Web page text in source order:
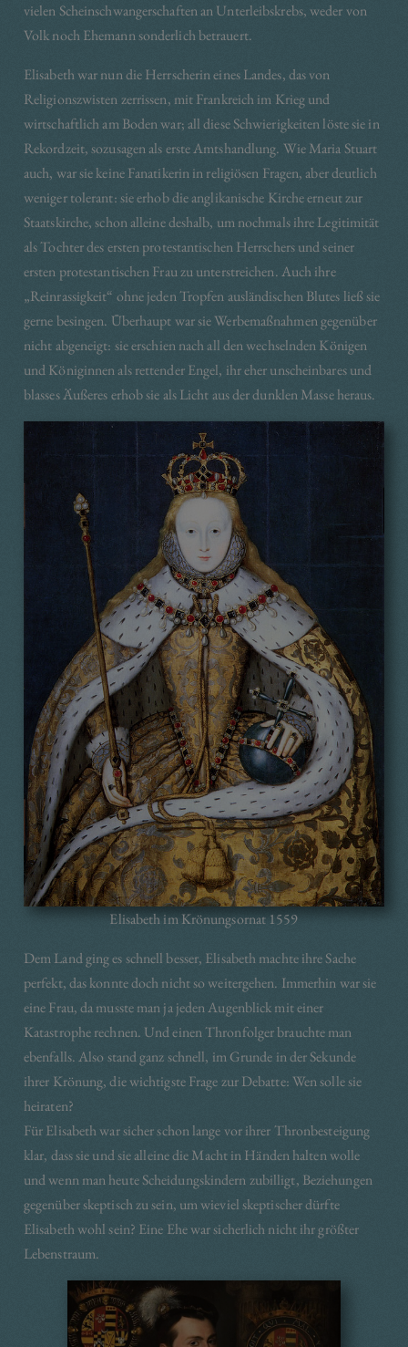
vielen Scheinschwangerschaften an Unterleibskrebs, weder von
Volk noch Ehemann sonderlich betrauert.
Elisabeth war nun die Herrscherin eines Landes, das von
Religionszwisten zerrissen, mit Frankreich im Krieg und
wirtschaftlich am Boden war; all diese Schwierigkeiten löste sie in
Rekordzeit, sozusagen als erste Amtshandlung. Wie Maria Stuart
auch, war sie keine Fanatikerin in religiösen Fragen, aber deutlich
weniger tolerant: sie erhob die anglikanische Kirche erneut zur
Staatskirche, schon alleine deshalb, um nochmals ihre Legitimität
als Tochter des ersten protestantischen Herrschers und seiner
ersten protestantischen Frau zu unterstreichen. Auch ihre
„Reinrassigkeit“ ohne jeden Tropfen ausländischen Blutes ließ sie
gerne besingen. Überhaupt war sie Werbemaßnahmen gegenüber
nicht abgeneigt: sie erschien nach all den wechselnden Königen
und Königinnen als rettender Engel, ihr eher unscheinbares und
blasses Äußeres erhob sie als Licht aus der dunklen Masse heraus.
Elisabeth im Krönungsornat 1559
Dem Land ging es schnell besser, Elisabeth machte ihre Sache
perfekt, das konnte doch nicht so weitergehen. Immerhin war sie
eine Frau, da musste man ja jeden Augenblick mit einer
Katastrophe rechnen. Und einen Thronfolger brauchte man
ebenfalls. Also stand ganz schnell, im Grunde in der Sekunde
ihrer Krönung, die wichtigste Frage zur Debatte: Wen solle sie
heiraten?
Für Elisabeth war sicher schon lange vor ihrer Thronbesteigung
klar, dass sie und sie alleine die Macht in Händen halten wolle
und wenn man heute Scheidungskindern zubilligt, Beziehungen
gegenüber skeptisch zu sein, um wieviel skeptischer dürfte
Elisabeth wohl sein? Eine Ehe war sicherlich nicht ihr größter
Lebenstraum.